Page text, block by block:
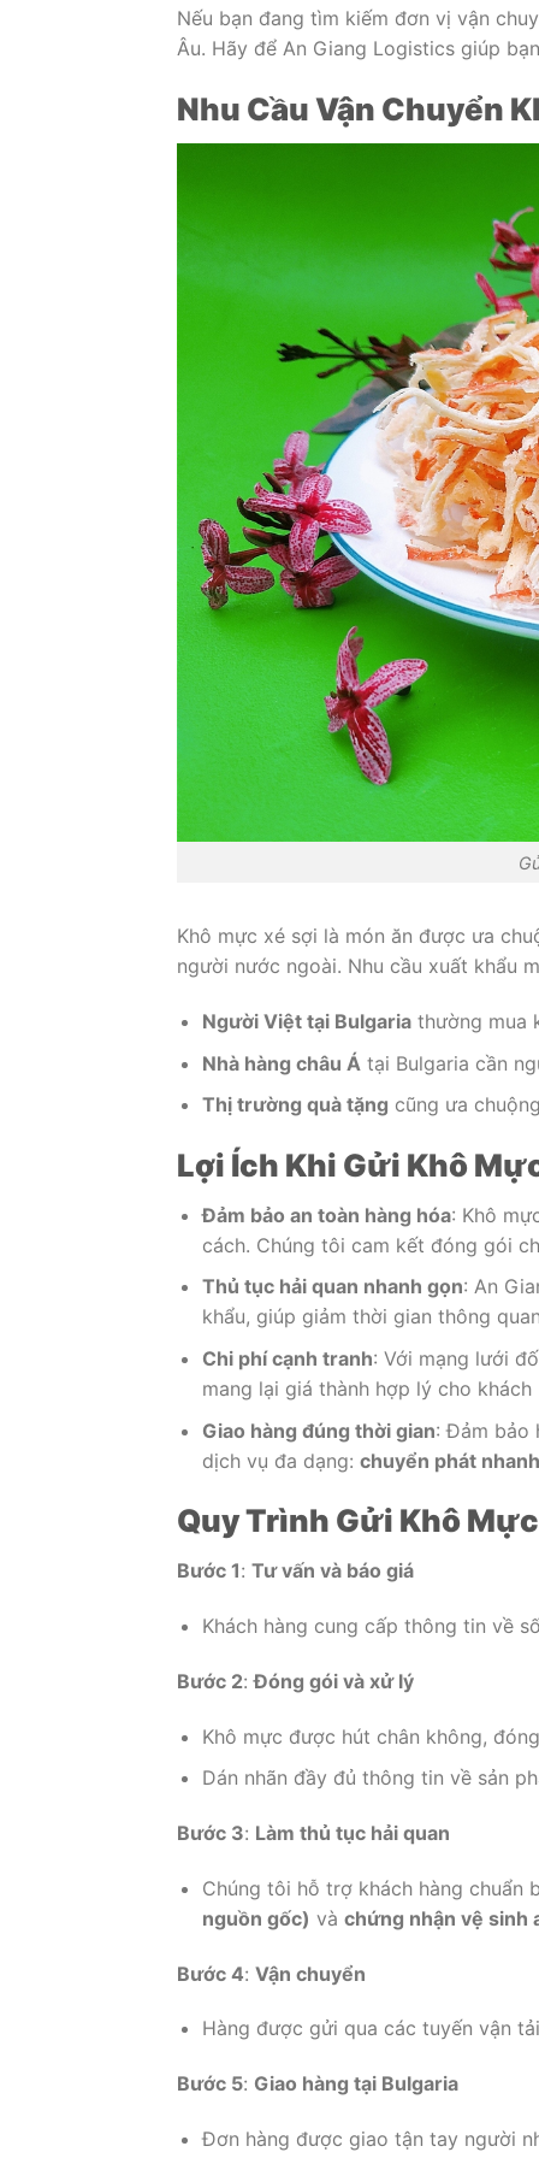
Nếu bạn đang tìm kiếm đơn vị vận
Âu. Hãy để An Giang Logistics giúp
Nhu Cầu Vận Chuyển
Khô mực xé sợi là món ăn được ưa
người nước ngoài. Nhu cầu xuất khẩu
Người Việt tại Bulgariathường mua
Nhà hàng châu Á tại Bulgaria cần
Thị trường quà tặng cũng ưa
Lợi Ích Khi Gửi Khô
Đảm bảo an toàn hàng hóa: Khô
cách. Chúng tôi cam kết đóng gói
Thủ tục hải quan nhanh gọn: An
khẩu, giúp giảm thời gian thông
Chi phí cạnh tranh: Với mạng lưới
mang lại giá thành hợp lý cho khách
Giao hàng đúng thời gian: Đảm bảo
dịch vụ đa dạng: chuyển phát nhanh
Quy Trình Gửi Khô
Bước 1: Tư vấn và báo giá
Khách hàng cung cấp thông tin về
Bước 2:Đóng gói và xử lý
Khô mực được hút chân không,
Dán nhãn đầy đủ thông tin về sản
Bước 3: Làm thủ tục hải quan
Chúng tôi hỗ trợ khách hàng
nguồn gốc) và chứng nhận vệ sinh
Bước 4: Vận chuyển
Hàng được gửi qua các tuyến vận
Bước 5: Giao hàng tại Bulgaria
Đơn hàng được giao tận tay người